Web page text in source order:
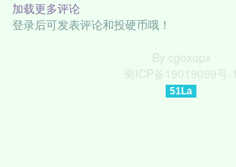
加载更多评论
登录后可发表评论和投硬币哦！
By cgoxopx
蜀ICP备19019099号-1
51La